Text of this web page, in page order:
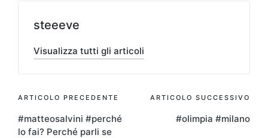
steeeve
Visualizza tutti gli articoli
Navigazione
articoli
ARTICOLO PRECEDENTE
#matteosalvini #perché
lo fai? Perché parli se
ARTICOLO SUCCESSIVO
#olimpia #milano